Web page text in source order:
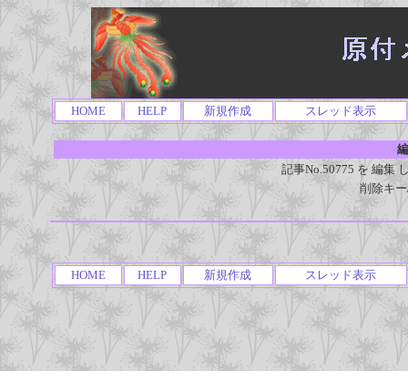
HOME HELP 新規作成 スレッド表示
記事No.50775 を 編集
削除キ
HOME HELP 新規作成 スレッド表示